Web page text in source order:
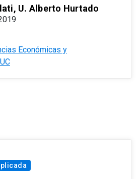
U. Alberto Hurtado
Económicas y